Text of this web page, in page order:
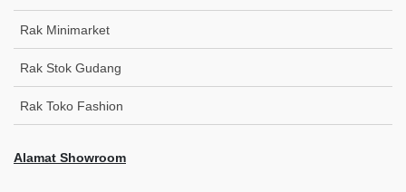
Rak Minimarket
Rak Stok Gudang
Rak Toko Fashion
Alamat Showroom